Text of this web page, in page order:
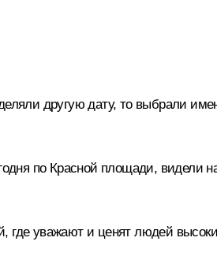
другую дату, то выбрали
по Красной площади, видели
где уважают и ценят людей